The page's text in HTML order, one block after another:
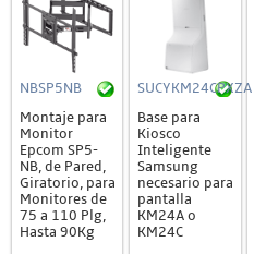
NBSP5NB
Montaje para
Monitor
Epcom SP5-
NB, de Pared,
Giratorio, para
Monitores de
75 a 110 Plg,
Hasta 90Kg
SUCYKM24CPXZA
Base para
Kiosco
Inteligente
Samsung
necesario para
pantalla
KM24A o
KM24C